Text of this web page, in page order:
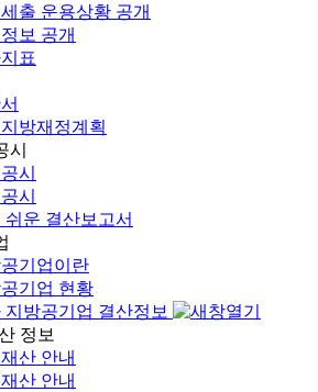
출 운용상황 공개
보 공개
표
방재정계획
시
시
시
쉬운 결산보고서
기업이란
기업 현황
지방공기업 결산정보
정보
산 안내
산 안내